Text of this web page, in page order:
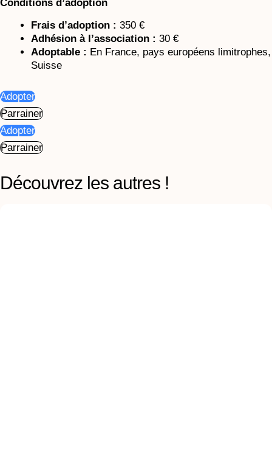
Conditions d’adoption
Frais d’adoption : 350 €
Adhésion à l’association : 30 €
Adoptable : En France, pays européens limitrophes,
Suisse
Adopter
Parrainer
Adopter
Parrainer
Découvrez les autres !